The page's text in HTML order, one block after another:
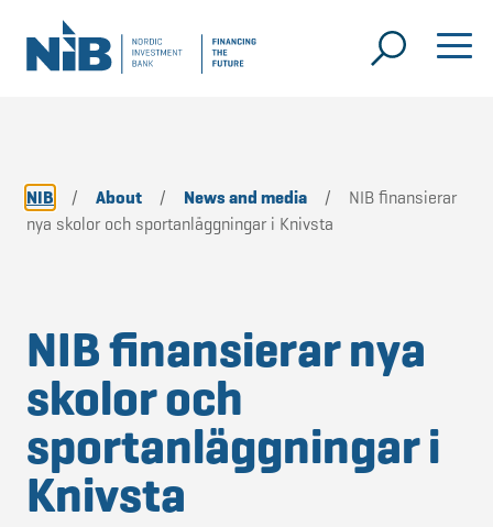
NIB / About / News and media /
NIB finansierar
nya skolor och sportanläggningar i Knivsta
NIB finansierar nya
skolor och
sportanläggningar i
Knivsta